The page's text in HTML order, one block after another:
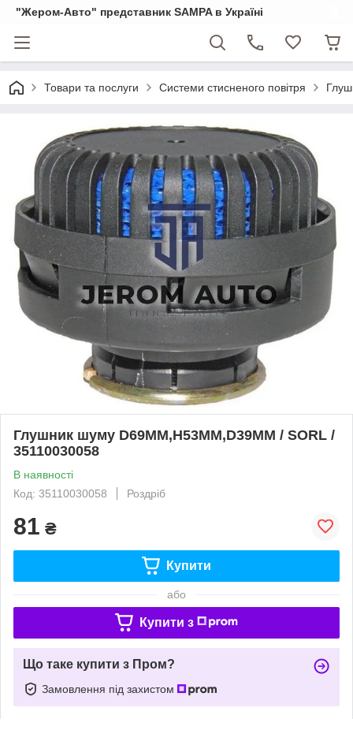
"Жером-Авто" представник SAMPA в Україні
Товари та послуги Системи стисненого повітря
Глушник шуму D69MM,H53MM,D39MM / SORL /
35110030058
В наявності
Код: 35110030058
Роздріб
81 ₴
Купити
або
Купити з
Що таке купити з Пром?
Замовлення під захистом